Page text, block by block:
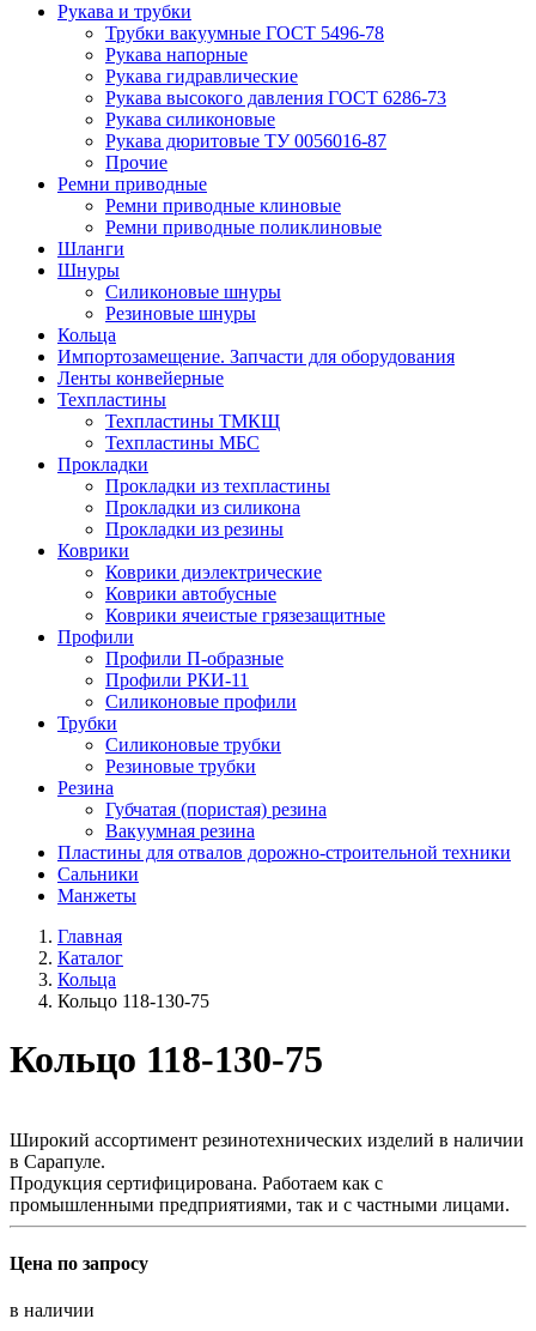
Рукава и трубки
Трубки вакуумные ГОСТ 5496-78
Рукава напорные
Рукава гидравлические
Рукава высокого давления ГОСТ 6286-73
Рукава силиконовые
Рукава дюритовые ТУ 0056016-87
Прочие
Ремни приводные
Ремни приводные клиновые
Ремни приводные поликлиновые
Шланги
Шнуры
Силиконовые шнуры
Резиновые шнуры
Кольца
Импортозамещение. Запчасти для оборудования
Ленты конвейерные
Техпластины
Техпластины ТМКЩ
Техпластины МБС
Прокладки
Прокладки из техпластины
Прокладки из силикона
Прокладки из резины
Коврики
Коврики диэлектрические
Коврики автобусные
Коврики ячеистые грязезащитные
Профили
Профили П-образные
Профили РКИ-11
Силиконовые профили
Трубки
Силиконовые трубки
Резиновые трубки
Резина
Губчатая (пористая) резина
Вакуумная резина
Пластины для отвалов дорожно-строительной техники
Сальники
Манжеты
Главная
Каталог
Кольца
Кольцо 118-130-75
Кольцо 118-130-75
Широкий ассортимент резинотехнических изделий в наличии
в Сарапуле.
Продукция сертифицирована. Работаем как с
промышленными предприятиями, так и с частными лицами.
Цена по запросу
в наличии